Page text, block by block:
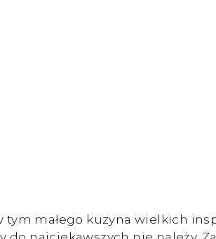
małego kuzyna wielkich